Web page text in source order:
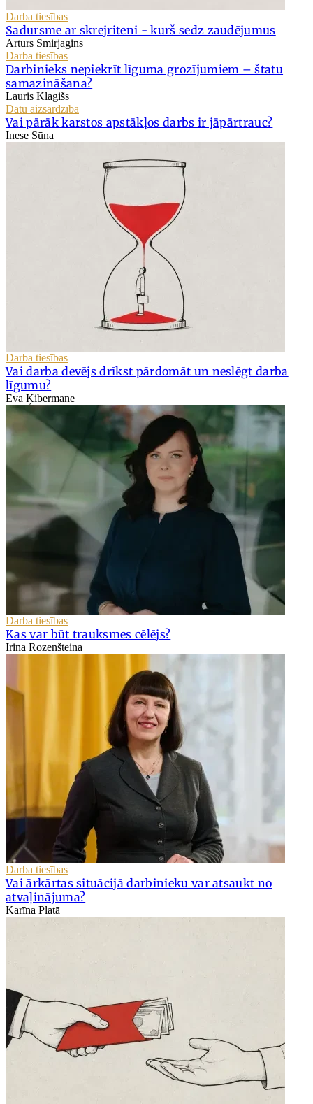
Darba tiesības
Sadursme ar skrejriteni - kurš sedz zaudējumus
Arturs Smirjagins
Darba tiesības
Darbinieks nepiekrīt līguma grozījumiem – štatu
samazināšana?
Lauris Klagišs
Datu aizsardzība
Vai pārāk karstos apstākļos darbs ir jāpārtrauc?
Inese Sūna
Darba tiesības
Vai darba devējs drīkst pārdomāt un neslēgt darba
līgumu?
Eva Ķibermane
Darba tiesības
Kas var būt trauksmes cēlējs?
Irina Rozenšteina
Darba tiesības
Vai ārkārtas situācijā darbinieku var atsaukt no
atvaļinājuma?
Karīna Platā